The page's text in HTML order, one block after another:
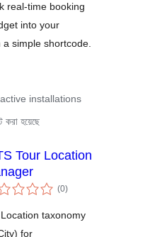
real-time booking
into your
simple shortcode.
installations
হয়েছে
Tour Location
(0total
ratings
)
taxonomy
for